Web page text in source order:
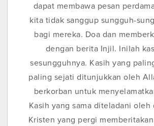
dapat membawa pesan
kita tidak sanggup sungguh-
bagi mereka. Doa dan
dengan berita Injil. Inilah
sesungguhnya. Kasih yang
paling sejati ditunjukkan oleh
berkorban untuk
Kasih yang sama diteladani oleh
Kristen yang pergi